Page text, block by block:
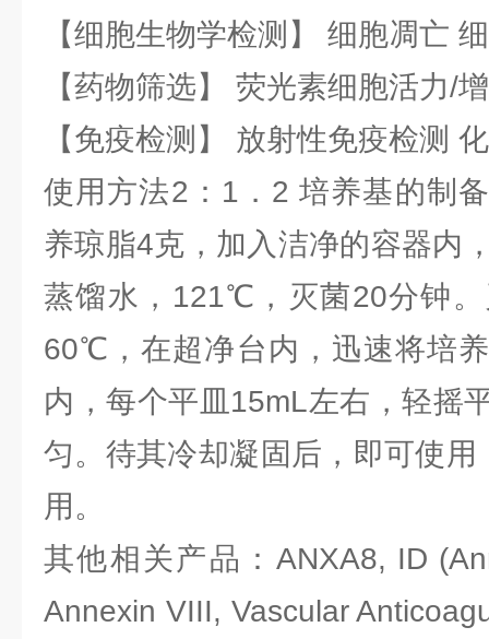
【细胞生物学检测】 细胞凋亡
【药物筛选】 荧光素细胞活力/
【免疫检测】 放射性免疫检测
使用方法2：1．2 培养基的制
养琼脂4克，加入洁净的容器内
蒸馏水，121℃，灭菌20分钟
60℃，在超净台内，迅速将培
内，每个平皿15mL左右，轻摇
匀。待其冷却凝固后，即可使
用。
其他相关产品：ANXA8, ID
Annexin VIII, Vascular